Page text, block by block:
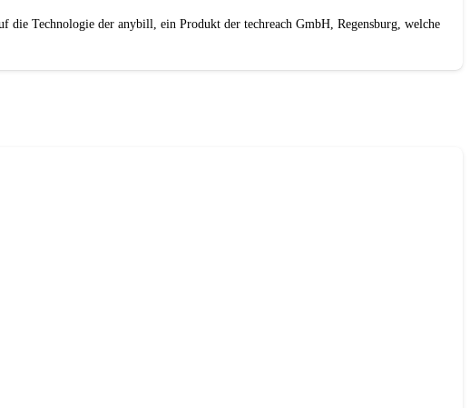
die Technologie der anybill, ein Produkt der techreach GmbH, Regensburg, welche